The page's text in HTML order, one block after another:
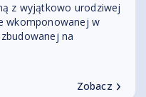
z wyjątkowo urodziwej
wkomponowanej w
na
Zobacz ›